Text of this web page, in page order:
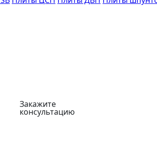
Закажите
консультацию